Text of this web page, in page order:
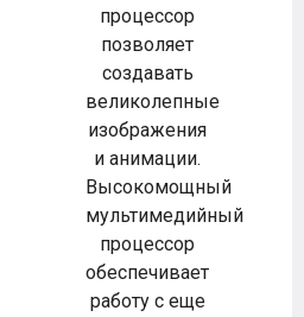
процессор
позволяет
создавать
великолепные
изображения
и анимации.
Высокомощный
мультимедийный
процессор
обеспечивает
работу с еще